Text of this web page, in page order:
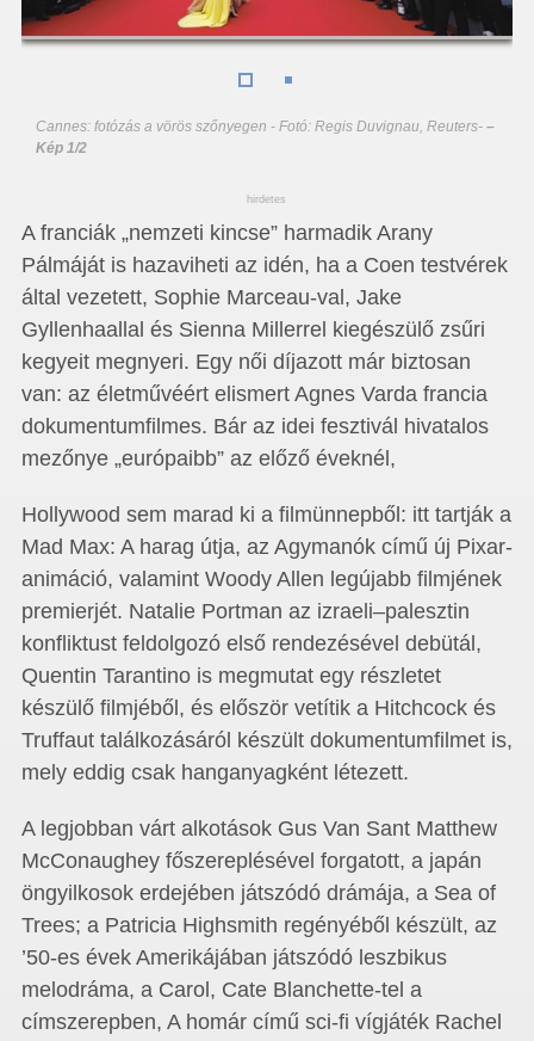
Cannes: fotózás a vörös szőnyegen - Fotó: Regis Duvignau, Reuters-–
Kép 1/2
hirdetes
A franciák „nemzeti kincse” harmadik Arany
Pálmáját is hazaviheti az idén, ha a Coen testvérek
által vezetett, Sophie Marceau-val, Jake
Gyllenhaallal és Sienna Millerrel kiegészülő zsűri
kegyeit megnyeri. Egy női díjazott már biztosan
van: az életművéért elismert Agnes Varda francia
dokumentumfilmes. Bár az idei fesztivál hivatalos
mezőnye „európaibb” az előző éveknél,
Hollywood sem marad ki a filmünnepből: itt tartják a
Mad Max: A harag útja, az Agymanók című új Pixar-
animáció, valamint Woody Allen legújabb filmjének
premierjét. Natalie Portman az izraeli–palesztin
konfliktust feldolgozó első rendezésével debütál,
Quentin Tarantino is megmutat egy részletet
készülő filmjéből, és először vetítik a Hitchcock és
Truffaut találkozásáról készült dokumentumfilmet is,
mely eddig csak hanganyagként létezett.
A legjobban várt alkotások Gus Van Sant Matthew
McConaughey főszereplésével forgatott, a japán
öngyilkosok erdejében játszódó drámája, a Sea of
Trees; a Patricia Highsmith regényéből készült, az
’50-es évek Amerikájában játszódó leszbikus
melodráma, a Carol, Cate Blanchette-tel a
címszerepben, A homár című sci-fi vígjáték Rachel